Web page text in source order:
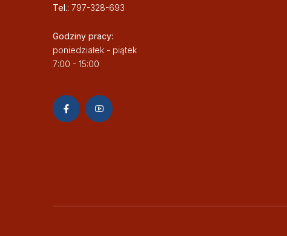
Tel.: 797-328-693
Godziny pracy:
poniedziałek - piątek
7:00 - 15:00